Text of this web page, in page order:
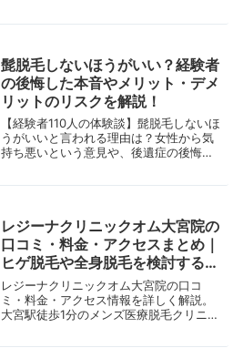
気がする」という感想も…。医療レーザ
ー脱毛の痛みは本当に耐えがたいものな
のでしょうか？また、施術を受けるごと
に痛みは増していくのでしょうか？本記
事では、脱毛方法の種類や仕組み、医療
レーザー脱毛の痛みが強い理由、男性が
痛みを感じやすい部位、そして回数を重
髭脱毛しないほうがいい？経験者
の後悔した本音やメリット・デメ
リットのリスクを解説！
【経験者110人の体験談】髭脱毛しないほ
うがいいと言われる理由は？女性から気
持ち悪いという意見や、後遺症の後悔＆
解剖。知恵袋やブログ、なんjの本音から
レジーナクリニックオム大宮院の
口コミ・料金・アクセスまとめ｜
ヒゲ脱毛や全身脱毛を検討する男
性向けガイド
レジーナクリニックオム大宮院の口コ
ミ・料金・アクセス情報を詳しく解説。
大宮駅徒歩1分のメンズ医療脱毛クリニッ
どをまとめています。